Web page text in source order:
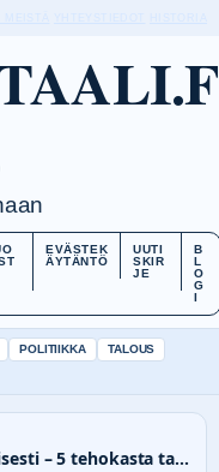
EVÄSTEK
ÄYTÄNTÖ
UUTI
SKIR
JE
B
L
O
G
I
POLITIIKKA
TALOUS
Miten päästä eroon hiiristä inhimillisesti – 5 tehokasta tapaa